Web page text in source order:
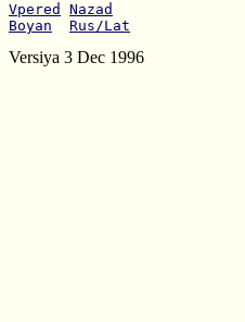
Vpered
Nazad
Boyan
Rus/Lat
Versiya 3 Dec 1996